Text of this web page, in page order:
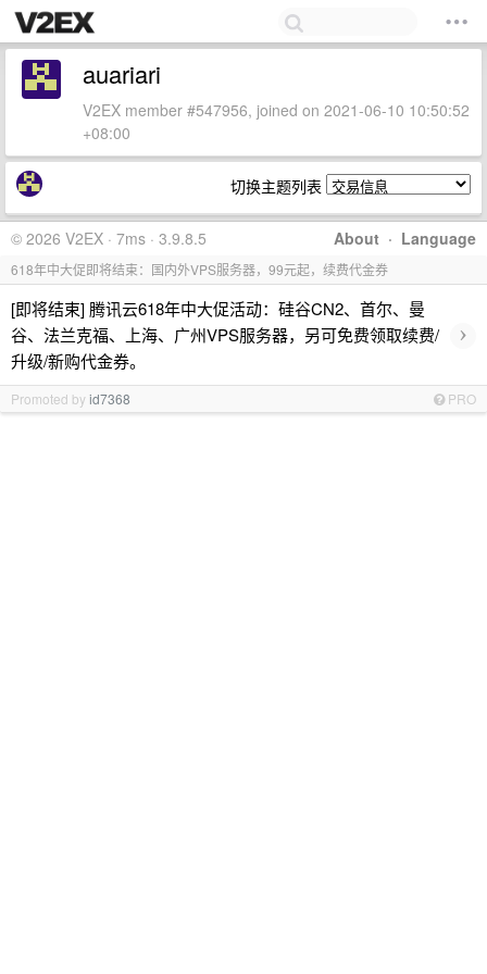
auariari
V2EX member #547956, joined on 2021-06-10 10:50:52
+08:00
切换主题列表
About · Language
© 2026 V2EX · 7ms · 3.9.8.5
618年中大促即将结束：国内外VPS服务器，99元起，续费代金券
[即将结束] 腾讯云618年中大促活动：硅谷CN2、首尔、曼
谷、法兰克福、上海、广州VPS服务器，另可免费领取续费/
升级/新购代金券。
›
Promoted byid7368 PRO